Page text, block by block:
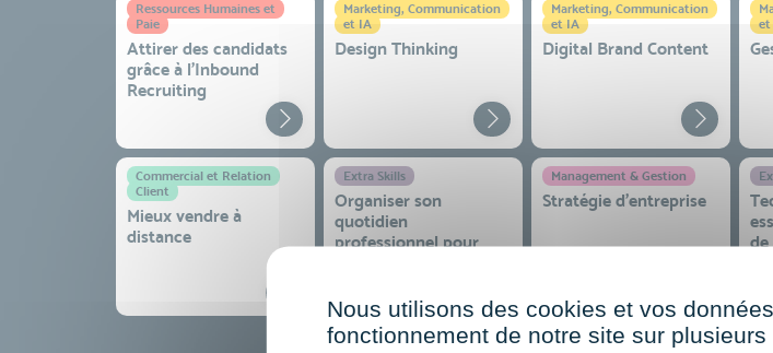
Ressources Humaines et
Paie
Attirer des candidats
grâce à l’Inbound
Recruiting
Marketing, Communication
et IA
Design Thinking
Marketing, Communication
et IA
Digital Brand Content
et
Commercial et Relation
Client
Mieux vendre à
distance
Extra Skills
Organiser son
quotidien
professionnel pour
Management & Gestion
Stratégie d’entreprise
de
Nous utilisons des cookies et vos
fonctionnement de notre site sur plusieurs